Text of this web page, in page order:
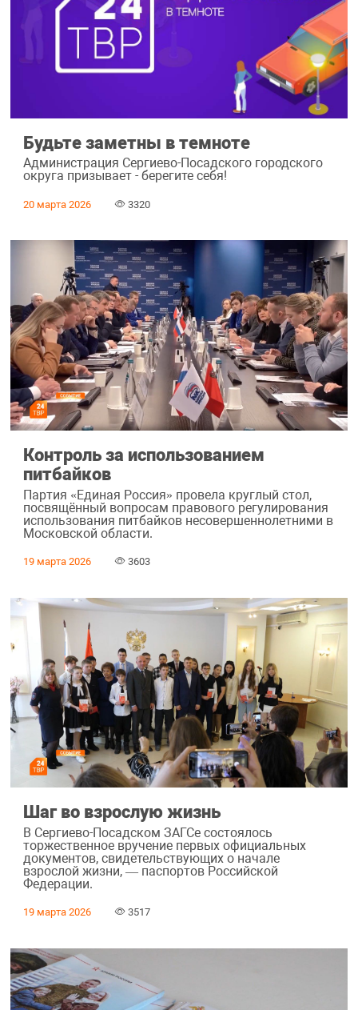
Будьте заметны в темноте
Администрация Сергиево-Посадского городского
округа призывает - берегите себя!
20 марта 2026 3320
Контроль за использованием
питбайков
Партия «Единая Россия» провела круглый стол,
посвящённый вопросам правового регулирования
использования питбайков несовершеннолетними в
Московской области.
19 марта 2026 3603
Шаг во взрослую жизнь
В Сергиево-Посадском ЗАГСе состоялось
торжественное вручение первых официальных
документов, свидетельствующих о начале
взрослой жизни, — паспортов Российской
Федерации.
19 марта 2026 3517